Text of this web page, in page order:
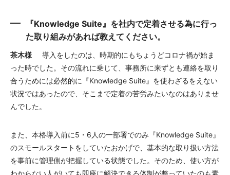
『Knowledge Suite』を社内で定着させる為に行っ
た取り組みがあれば教えてください。
茶木様
導入をしたのは、時期的にもちょうどコロナ禍が始ま
った時でした。その流れに乗じて、事務所に来ずとも連絡を取り
合うためには必然的に『Knowledge Suite』を使わざるをえない
状況ではあったので、そこまで定着の苦労みたいなのはありませ
んでした。
また、本格導入前に5・6人の一部署でのみ『Knowledge Suite』
のスモールスタートをしていたおかげで、基本的な取り扱い方法
を事前に管理側が把握している状態でした。そのため、使い方が
わからない人がいても即座に解決できる体制が整っていたのも素